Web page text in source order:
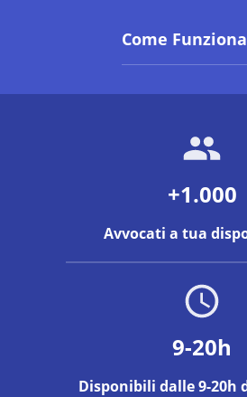
Come Funziona
+1.000
Avvocati a tua
9-20h
Disponibili dalle 9-20h